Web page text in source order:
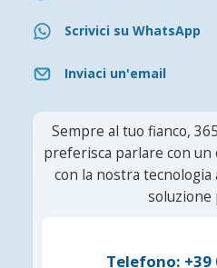
Scrivici su WhatsApp
Inviaci un'email
Sempre al tuo fianco,
preferisca parlare con
con la nostra tecnologia
soluzione
Telefono: +39